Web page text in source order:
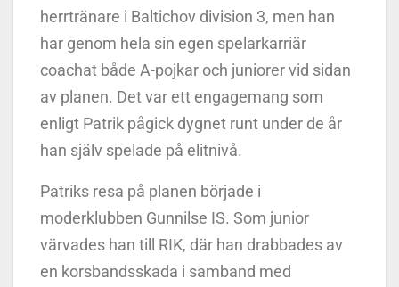
herrtränare i Baltichov division 3, men han
har genom hela sin egen spelarkarriär
coachat både A-pojkar och juniorer vid sidan
av planen. Det var ett engagemang som
enligt Patrik pågick dygnet runt under de år
han själv spelade på elitnivå.
Patriks resa på planen började i
moderklubben Gunnilse IS. Som junior
värvades han till RIK, där han drabbades av
en korsbandsskada i samband med